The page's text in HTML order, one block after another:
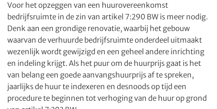
Voor het opzeggen van een huurovereenkomst
bedrijfsruimte in de zin van artikel 7:290 BW is meer nodig.
Denk aan een grondige renovatie, waarbij het gebouw
waarvan de verhuurde bedrijfsruimte onderdeel uitmaakt
wezenlijk wordt gewijzigd en een geheel andere inrichting
en indeling krijgt. Als het puur om de huurprijs gaat is het
van belang een goede aanvangshuurprijs af te spreken,
jaarlijks de huur te indexeren en desnoods op tijd een
procedure te beginnen tot verhoging van de huur op grond